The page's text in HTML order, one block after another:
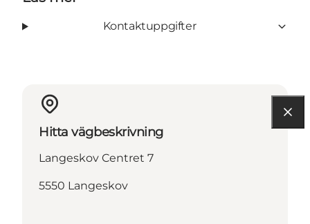
Kontaktuppgifter
Hitta vägbeskrivning
Langeskov Centret 7
5550 Langeskov